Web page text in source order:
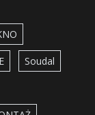
Soudal